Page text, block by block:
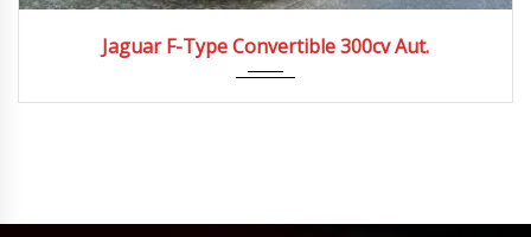
Jaguar F-Type Convertible 300cv Aut.